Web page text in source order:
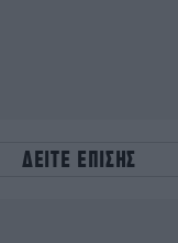
ΔΕΙΤΕ ΕΠΙΣΗΣ